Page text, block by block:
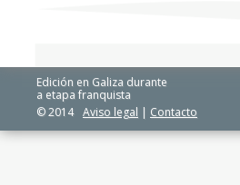
Edición en Galiza durante
a etapa franquista
© 2014 Aviso legal | Contacto